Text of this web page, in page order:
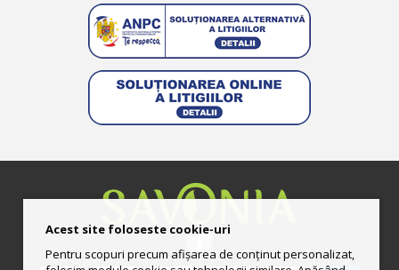
Acest site foloseste cookie-uri
Pentru scopuri precum afișarea de conținut personalizat,